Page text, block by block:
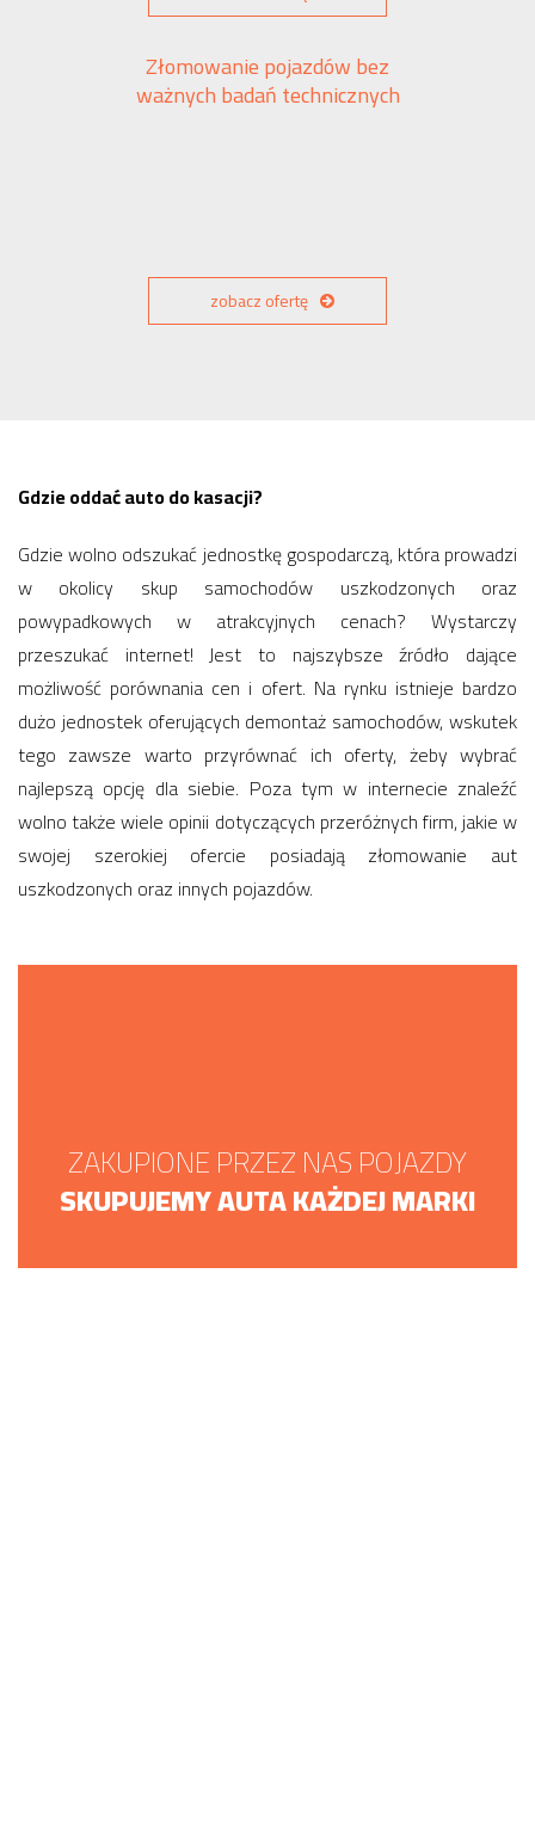
Złomowanie pojazdów bez
ważnych badań technicznych
zobacz ofertę
Gdzie oddać auto do kasacji?
Gdzie wolno odszukać jednostkę gospodarczą, która prowadzi
w okolicy skup samochodów uszkodzonych oraz
powypadkowych w atrakcyjnych cenach? Wystarczy
przeszukać internet! Jest to najszybsze źródło dające
możliwość porównania cen i ofert. Na rynku istnieje bardzo
dużo jednostek oferujących demontaż samochodów, wskutek
tego zawsze warto przyrównać ich oferty, żeby wybrać
najlepszą opcję dla siebie. Poza tym w internecie znaleźć
wolno także wiele opinii dotyczących przeróżnych firm, jakie w
swojej szerokiej ofercie posiadają złomowanie aut
uszkodzonych oraz innych pojazdów.
ZAKUPIONE PRZEZ NAS POJAZDY
SKUPUJEMY AUTA KAŻDEJ MARKI